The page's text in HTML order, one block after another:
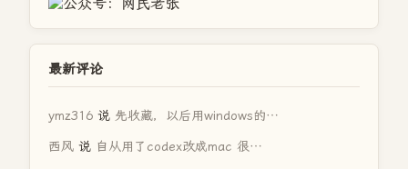
最新评论
ymz316 说 先收藏，以后用windows的…
西风 说 自从用了codex改成mac 很…